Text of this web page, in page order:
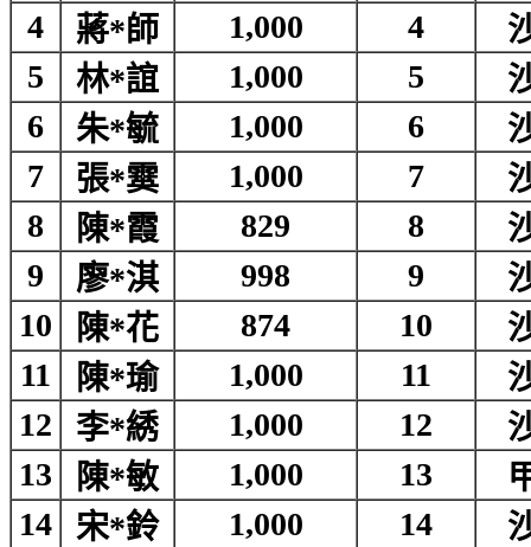
4
蔣*師 1,000 4
5
林*誼 1,000 5
6
朱*毓 1,000 6
7
張*霙 1,000 7
8
陳*霞 829 8
9
廖*淇 998 9
10
陳*花 874 10
11
陳*瑜 1,000 11
12
李*綉 1,000 12
13
陳*敏 1,000 13
14
宋*鈴 1,000 14